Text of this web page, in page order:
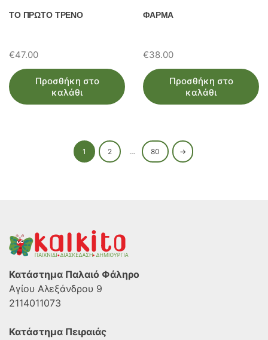
ΤΟ ΠΡΩΤΟ ΤΡΕΝΟ
€47.00
Προσθήκη στο
καλάθι
ΦΑΡΜΑ
€38.00
Προσθήκη στο
καλάθι
1 2 … 80 →
Κατάστημα Παλαιό Φάληρο
Αγίου Αλεξάνδρου 9
2114011073
Κατάστημα Πειραιάς